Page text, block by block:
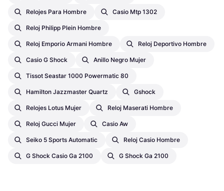
Relojes Para Hombre Casio Mtp 1302
Reloj Philipp Plein Hombre
Reloj Emporio Armani Hombre Reloj Deportivo Hombre
Casio G Shock Anillo Negro Mujer
Tissot Seastar 1000 Powermatic 80
Hamilton Jazzmaster Quartz Gshock
Relojes Lotus Mujer Reloj Maserati Hombre
Reloj Gucci Mujer Casio Aw
Seiko 5 Sports Automatic Reloj Casio Hombre
G Shock Casio Ga 2100 G Shock Ga 2100